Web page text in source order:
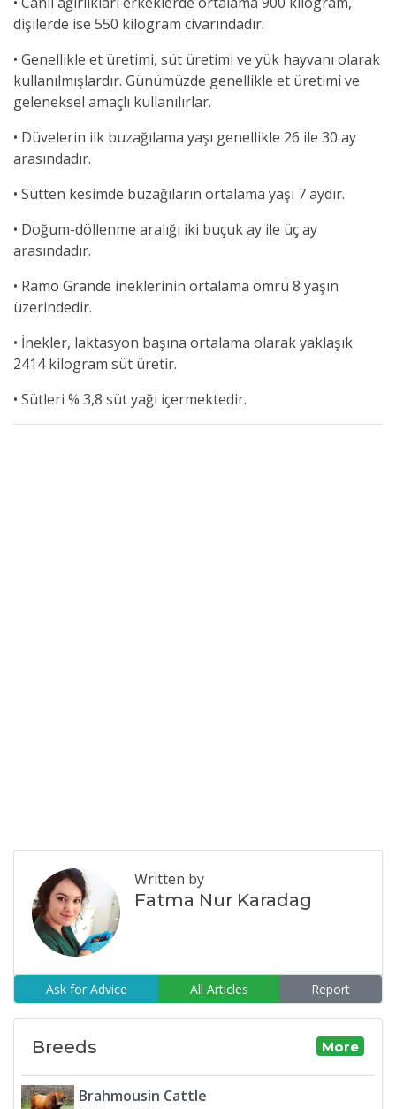
dişilerde ise 550 kilogram civarındadır.
• Genellikle et üretimi, süt üretimi ve yük hayvanı olarak
kullanılmışlardır. Günümüzde genellikle et üretimi ve
geleneksel amaçlı kullanılırlar.
• Düvelerin ilk buzağılama yaşı genellikle 26 ile 30 ay
arasındadır.
• Sütten kesimde buzağıların ortalama yaşı 7 aydır.
• Doğum-döllenme aralığı iki buçuk ay ile üç ay
arasındadır.
• Ramo Grande ineklerinin ortalama ömrü 8 yaşın
üzerindedir.
• İnekler, laktasyon başına ortalama olarak yaklaşık
2414 kilogram süt üretir.
• Sütleri % 3,8 süt yağı içermektedir.
Written by
Fatma Nur Karadag
Ask for Advice All Articles Report
Breeds More
Brahmousin Cattle